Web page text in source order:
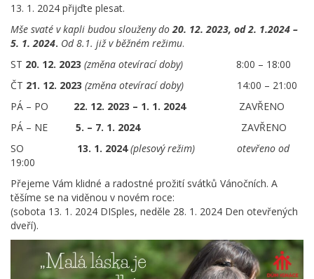
13. 1. 2024 přijďte plesat.
Mše svaté v kapli budou slouženy do20. 12. 2023, od 2. 1.2024 –
5. 1. 2024. Od 8.1. již v běžném režimu.
ST 20. 12. 2023 (změna otevírací doby) 8:00 – 18:00
ČT 21. 12. 2023 (změna otevírací doby) 14:00 – 21:00
PÁ – PO
22. 12. 2023 – 1. 1. 2024ZAVŘENO
PÁ – NE 5. – 7. 1. 2024
ZAVŘENO
SO 13. 1. 2024 (plesový režim) otevřeno od
19:00
Přejeme Vám klidné a radostné prožití svátků Vánočních. A
těšíme se na viděnou v novém roce:
(sobota 13. 1. 2024 DISples, neděle 28. 1. 2024 Den otevřených
dveří).